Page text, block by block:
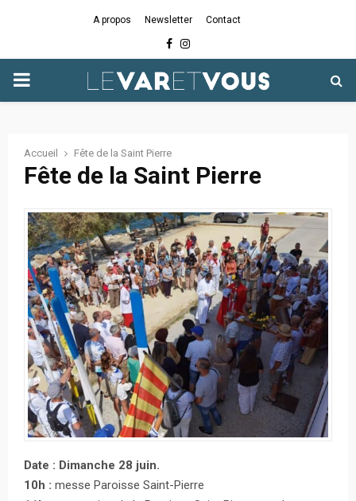
A propos Newsletter Contact
Facebook
Instagram
PRIMARY
Accueil Fête de la Saint Pierre
Fête de la Saint Pierre
Date : Dimanche 28 juin.
10h : messe Paroisse Saint-Pierre